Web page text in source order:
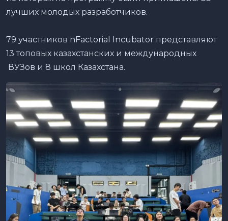
лучших молодых разработчиков.
79 участников nFactorial Incubator представляют
13 топовых казахстанских и международных
ВУЗов и 8 школ Казахстана.